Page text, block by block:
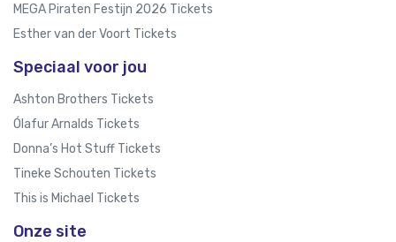
MEGA Piraten Festijn 2026 Tickets
Esther van der Voort Tickets
Speciaal voor jou
Ashton Brothers Tickets
Ólafur Arnalds Tickets
Donna’s Hot Stuff Tickets
Tineke Schouten Tickets
This is Michael Tickets
Onze site